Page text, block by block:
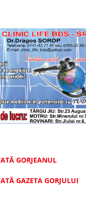
GORJEANUL
GAZETA GORJULUI